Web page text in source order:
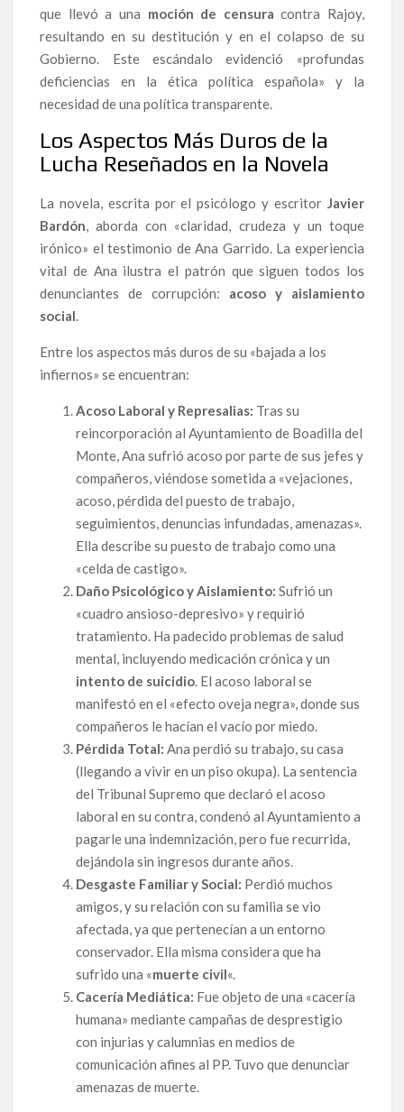
que llevó a una moción de censura contra Rajoy,
resultando en su destitución y en el colapso de su
Gobierno. Este escándalo evidenció «profundas
deficiencias en la ética política española» y la
necesidad de una política transparente.
Los Aspectos Más Duros de la
Lucha Reseñados en la Novela
La novela, escrita por el psicólogo y escritor Javier
Bardón, aborda con «claridad, crudeza y un toque
irónico» el testimonio de Ana Garrido. La experiencia
vital de Ana ilustra el patrón que siguen todos los
denunciantes de corrupción: acoso y aislamiento
social.
Entre los aspectos más duros de su «bajada a los
infiernos» se encuentran:
Acoso Laboral y Represalias: Tras su
reincorporación al Ayuntamiento de Boadilla del
Monte, Ana sufrió acoso por parte de sus jefes y
compañeros, viéndose sometida a «vejaciones,
acoso, pérdida del puesto de trabajo,
seguimientos, denuncias infundadas, amenazas».
Ella describe su puesto de trabajo como una
«celda de castigo».
Daño Psicológico y Aislamiento: Sufrió un
«cuadro ansioso-depresivo» y requirió
tratamiento. Ha padecido problemas de salud
mental, incluyendo medicación crónica y un
intento de suicidio. El acoso laboral se
manifestó en el «efecto oveja negra», donde sus
compañeros le hacían el vacío por miedo.
Pérdida Total: Ana perdió su trabajo, su casa
(llegando a vivir en un piso okupa). La sentencia
del Tribunal Supremo que declaró el acoso
laboral en su contra, condenó al Ayuntamiento a
pagarle una indemnización, pero fue recurrida,
dejándola sin ingresos durante años.
Desgaste Familiar y Social: Perdió muchos
amigos, y su relación con su familia se vio
afectada, ya que pertenecían a un entorno
conservador. Ella misma considera que ha
sufrido una «muerte civil«.
Cacería Mediática: Fue objeto de una «cacería
humana» mediante campañas de desprestigio
con injurias y calumnias en medios de
comunicación afines al PP. Tuvo que denunciar
amenazas de muerte.